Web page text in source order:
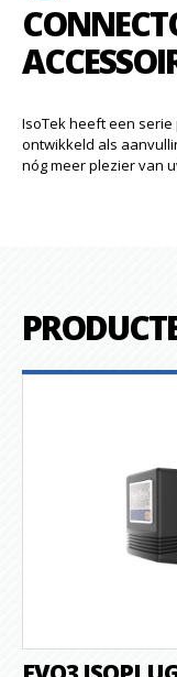
IsoTek heeft een
ontwikkeld als
nóg meer plezier van